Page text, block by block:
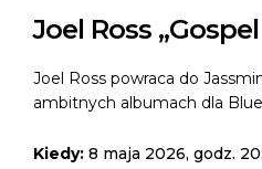
Joel Ross
Joel Ross powraca do
ambitnych albumach dla Blue
Kiedy: 8 maja 2026, godz.